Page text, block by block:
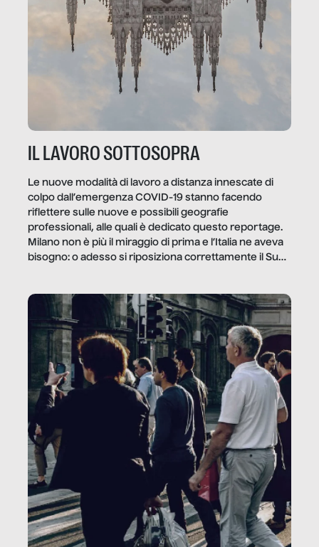
IL LAVORO SOTTOSOPRA
Le nuove modalità di lavoro a distanza innescate di
colpo dall’emergenza COVID-19 stanno facendo
riflettere sulle nuove e possibili geografie
professionali, alle quali è dedicato questo reportage.
Milano non è più il miraggio di prima e l’Italia ne aveva
bisogno: o adesso si riposiziona correttamente il Sud